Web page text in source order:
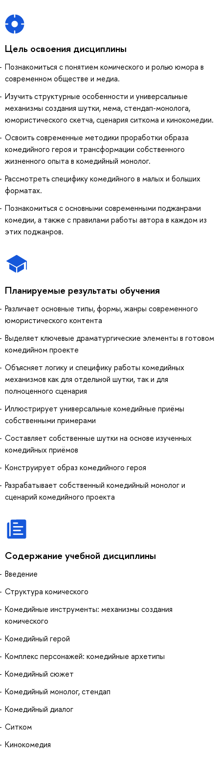
Цель освоения дисциплины
Познакомиться с понятием комического и ролью юмора в
современном обществе и медиа.
Изучить структурные особенности и универсальные
механизмы создания шутки, мема, стендап-монолога,
юмористического скетча, сценария ситкома и кинокомедии.
Освоить современные методики проработки образа
комедийного героя и трансформации собственного
жизненного опыта в комедийный монолог.
Рассмотреть специфику комедийного в малых и больших
форматах.
Познакомиться с основными современными поджанрами
комедии, а также с правилами работы автора в каждом из
этих поджанров.
Планируемые результаты обучения
Различает основные типы, формы, жанры современного
юмористического контента
Выделяет ключевые драматургические элементы в готовом
комедийном проекте
Объясняет логику и специфику работы комедийных
механизмов как для отдельной шутки, так и для
полноценного сценария
Иллюстрирует универсальные комедийные приёмы
собственными примерами
Составляет собственные шутки на основе изученных
комедийных приёмов
Конструирует образ комедийного героя
Разрабатывает собственный комедийный монолог и
сценарий комедийного проекта
Содержание учебной дисциплины
Введение
Структура комического
Комедийные инструменты: механизмы создания
комического
Комедийный герой
Комплекс персонажей: комедийные архетипы
Комедийный сюжет
Комедийный монолог, стендап
Комедийный диалог
Ситком
Кинокомедия